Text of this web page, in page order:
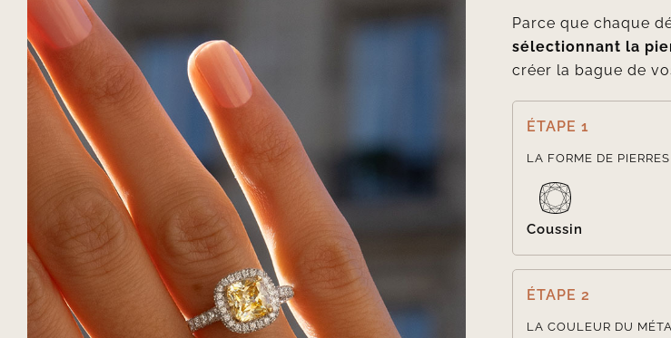
Parce que chaque
sélectionnant la
créer la bague de
ÉTAPE 1
LA FORME DE PIERRES
Coussin
ÉTAPE 2
LA COULEUR DU